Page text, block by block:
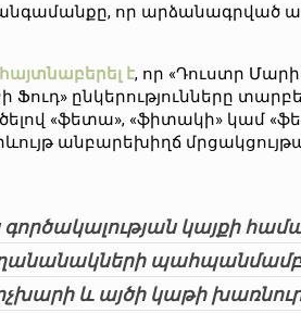
որ արձանագրված
հայտնաբերել է, որ «Դուստր
Ջի Ֆուդ» ընկերությունները
«ֆետա», «ֆիտակի» կամ
անբարեխիղճ
կայքի
և այծի կաթի